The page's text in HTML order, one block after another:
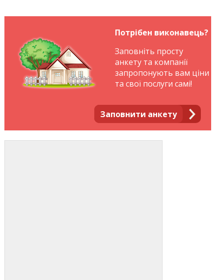
Потрібен виконавець?
Заповнити анкету
Заповніть просту
анкету та компанії
запропонують вам ціни
та свої послуги самі!